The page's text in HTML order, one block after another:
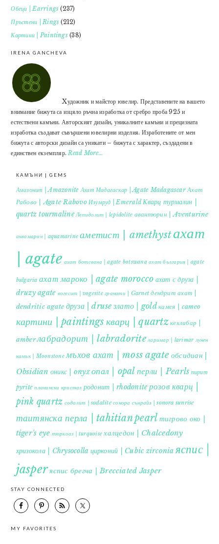
Обеци | Earrings (237)
Пръстени | Rings (212)
Картини | Paintings(38)
IRENA GANCHEVA
Xудожник и майстор ювелир. Представените на вашето
внимание бижута са изцяло ръчна изработка от сребро проба 925 и
естествени камъни. Авторският дизайн, уникалните камъни и прецизната
изработка създават съвършени ювелирни изделия. Изработените от мен
бижута с авторски дизайн са уникати – бижута с характер, създадени в
единствен екземпляр.Read More…
КАМЪНИ | GEMS
Амазонит | Amazonite Ахат Мадагаскар | Agate Madagascar Ахат
Рабово | Agate Rabovo Изумруд | Emerald Кварц турмалин |
quartz tourmaline Лепидолит | lepidolite авантюрин | Aventurine
аквамарин | aquamarine аметист | amethystахат
| agate ахат ботсвана | agate botswana ахат българия | agate
bulgaria ахат мароко | agate morocco ахат с друза |
druzy agate вогесит | vogesite гранати | Garnet дендрит ахат |
dendritic agate друза | druse злато | gold камея | cameo
картини | paintings кварц | quartzкехлибар |
amberлабрадорит | labradorite ларимар | larimar лунен
камък | Moonstone мъхов ахат | moss agate обсидиан |
Obsidian оникс | onyxопал | opal перли | Pearls пирит |
pyrite планински кристал родонит | rhodonite розов кварц |
pink quartz содалит | sodalite сонора сънрайз | sonora sunrise
таитянска перла | tahitian pearl тигрово око |
tiger's eye тюркоаз | turquoise халцедон | Chalcedony
хризокола | Chrysocolla цирконий | Cubic zirconia яспис |
jasperяспис брегча | Brecciated Jasper
STAY CONNECTED
MY FAVORITES